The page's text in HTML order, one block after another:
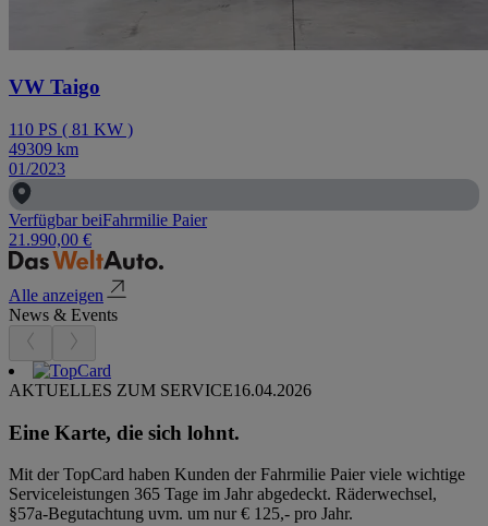
VW Taigo
110 PS ( 81 KW )
49309 km
01/2023
Verfügbar beiFahrmilie Paier
21.990,00 €
Alle anzeigen
News & Events
AKTUELLES ZUM SERVICE16.04.2026
Eine Karte, die sich lohnt.
Mit der TopCard haben Kunden der Fahrmilie Paier viele wichtige
Serviceleistungen 365 Tage im Jahr abgedeckt. Räderwechsel,
§57a-Begutachtung uvm. um nur € 125,- pro Jahr.